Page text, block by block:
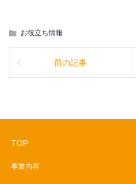
お役立ち情報
前の記事
TOP
事業内容